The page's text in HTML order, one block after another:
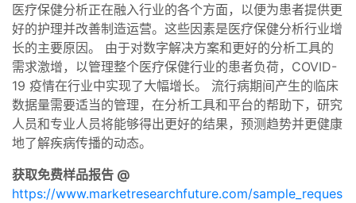
医疗保健分析正在融入行业的各个方面，以便为患者提供更
好的护理并改善制造运营。这些因素是医疗保健分析行业增
长的主要原因。 由于对数字解决方案和更好的分析工具的
需求激增，以管理整个医疗保健行业的患者负荷，COVID-
19 疫情在行业中实现了大幅增长。 流行病期间产生的临床
数据量需要适当的管理，在分析工具和平台的帮助下，研究
人员和专业人员将能够得出更好的结果，预测趋势并更健康
地了解疾病传播的动态。
获取免费样品报告 @
https://www.marketresearchfuture.com/sample_reques